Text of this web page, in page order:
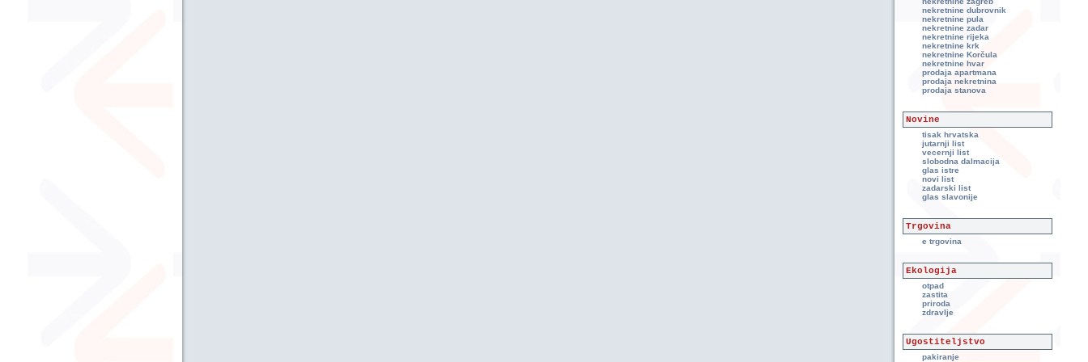
nekretnine dubrovnik
nekretnine pula
nekretnine zadar
nekretnine rijeka
nekretnine krk
nekretnine Korčula
nekretnine hvar
prodaja apartmana
prodaja nekretnina
prodaja stanova
Novine
tisak hrvatska
jutarnji list
vecernji list
slobodna dalmacija
glas istre
novi list
zadarski list
glas slavonije
Trgovina
e trgovina
Ekologija
otpad
zastita
priroda
zdravlje
Ugostiteljstvo
pakiranje